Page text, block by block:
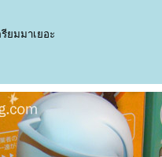
ยมมาเยอะ